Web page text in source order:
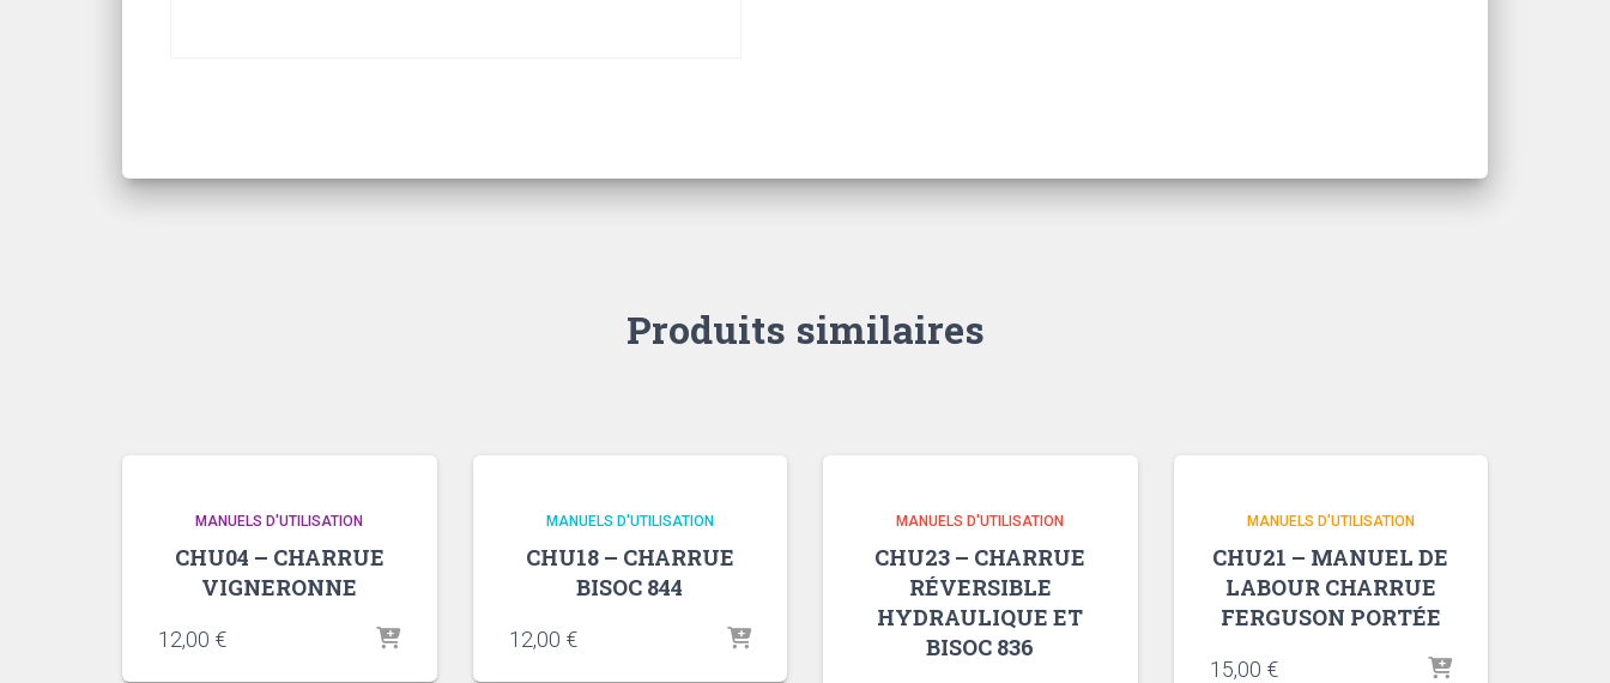
Produits similaires
MANUELS D'UTILISATION
CHU04 – CHARRUE
VIGNERONNE
12,00 €
MANUELS D'UTILISATION
CHU18 – CHARRUE
BISOC 844
12,00 €
MANUELS D'UTILISATION
CHU23 – CHARRUE
RÉVERSIBLE
HYDRAULIQUE ET
BISOC 836
MANUELS D'UTILISATION
CHU21 – MANUEL DE
LABOUR CHARRUE
FERGUSON PORTÉE
15,00 €